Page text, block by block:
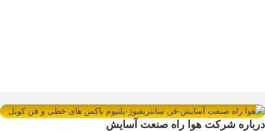
شرکت هوا راه صنعت آسایش